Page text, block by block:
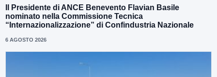
Il Presidente di ANCE Benevento Flavian Basile
nominato nella Commissione Tecnica
“Internazionalizzazione” di Confindustria Nazionale
6 AGOSTO 2026